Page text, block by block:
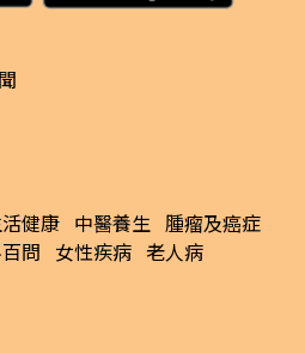
健康 中醫養生 腫瘤及癌症
問 女性疾病 老人病